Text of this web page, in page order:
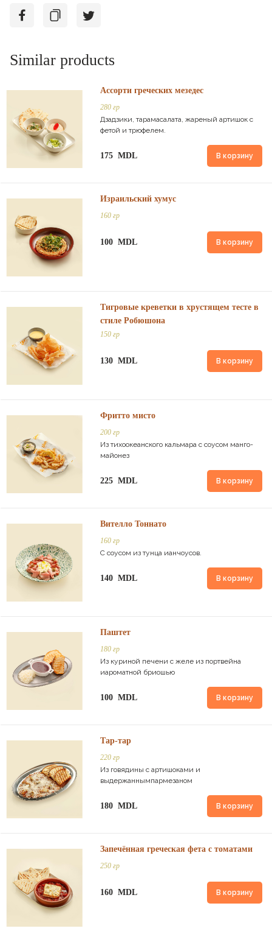
Similar products
Ассорти греческих мезедес
280 гр
Дзадзики, тарамасалата, жареный артишок с
фетой и трюфелем.
175 MDL В корзину
Израильский хумус
160 гр
100 MDL В корзину
Тигровые креветки в хрустящем тесте в
стиле Робюшона
150 гр
130 MDL В корзину
Фритто мисто
200 гр
Из тихоокеанского кальмара с соусом манго-
майонез
225 MDL В корзину
Вителло Тоннато
160 гр
С соусом из тунца ианчоусов.
140 MDL В корзину
Паштет
180 гр
Из куриной печени с желе из портвейна
иароматной бриошью
100 MDL В корзину
Тар-тар
220 гр
Из говядины с артишоками и
выдержаннымпармезаном
180 MDL В корзину
Запечённая греческая фета с томатами
250 гр
160 MDL В корзину